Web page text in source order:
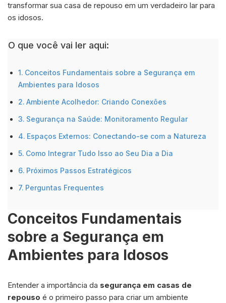
transformar sua casa de repouso em um verdadeiro lar para
os idosos.
O que você vai ler aqui:
Conceitos Fundamentais sobre a Segurança em
Ambientes para Idosos
Ambiente Acolhedor: Criando Conexões
Segurança na Saúde: Monitoramento Regular
Espaços Externos: Conectando-se com a Natureza
Como Integrar Tudo Isso ao Seu Dia a Dia
Próximos Passos Estratégicos
Perguntas Frequentes
Conceitos Fundamentais
sobre a Segurança em
Ambientes para Idosos
Entender a importância da segurança em casas de
repouso é o primeiro passo para criar um ambiente